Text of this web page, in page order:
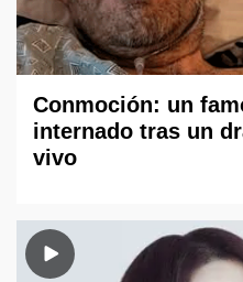
Conmoción: un
internado tras un
vivo